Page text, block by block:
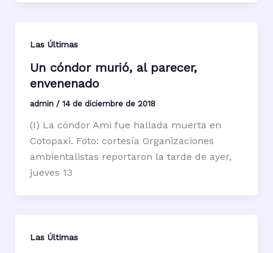
Las Últimas
Un cóndor murió, al parecer,
envenenado
admin / 14 de diciembre de 2018
(I) La cóndor Ami fue hallada muerta en
Cotopaxi. Foto: cortesía Organizaciones
ambientalistas reportaron la tarde de ayer,
jueves 13
Las Últimas